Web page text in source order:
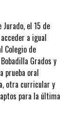
el 15 de
a igual
Colegio de
Grados y
prueba oral
otra curricular y
para la última